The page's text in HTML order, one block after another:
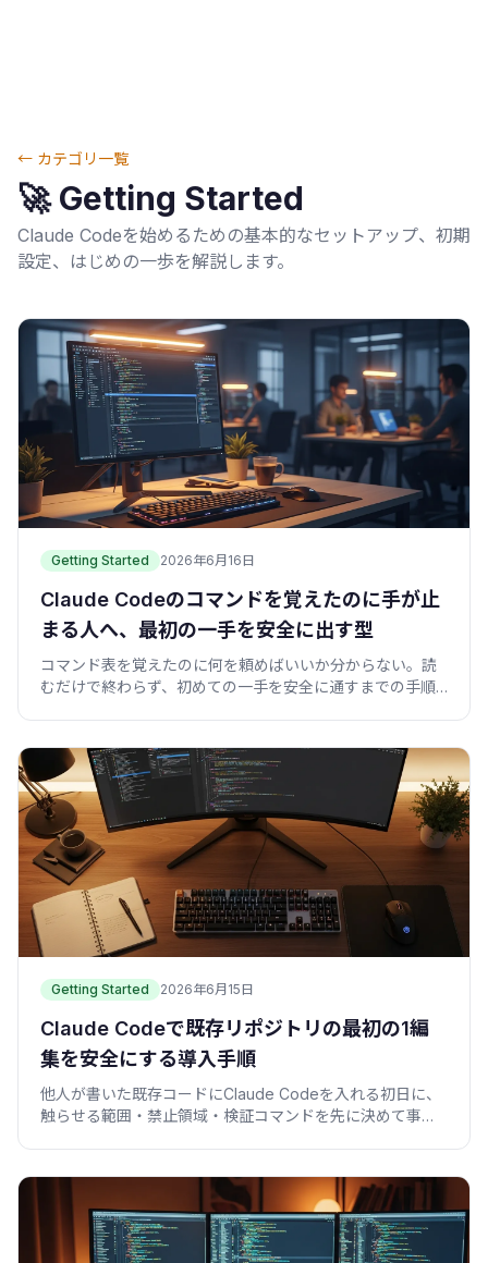
← カテゴリ一覧
🚀 Getting Started
Claude Codeを始めるための基本的なセットアップ、初期
設定、はじめの一歩を解説します。
Getting Started 2026年6月16日
Claude Codeのコマンドを覚えたのに手が止
まる人へ、最初の一手を安全に出す型
コマンド表を覚えたのに何を頼めばいいか分からない。読
むだけで終わらず、初めての一手を安全に通すまでの手順
Getting Started 2026年6月15日
Claude Codeで既存リポジトリの最初の1編
集を安全にする導入手順
他人が書いた既存コードにClaude Codeを入れる初日に、
触らせる範囲・禁止領域・検証コマンドを先に決めて事故